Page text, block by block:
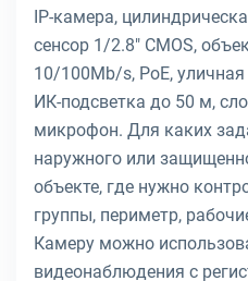
IP-камера,
сенсор 1/2.8" CMOS,
10/100Mb/s, PoE,
ИК-подсветка до 50 м,
микрофон. Для каких
наружного или
объекте, где нужно
группы, периметр,
Камеру можно
видеонаблюдения с